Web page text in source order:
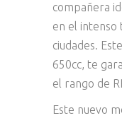
compañera
en el intenso
ciudades.
650cc, te
el rango de
Este nuevo